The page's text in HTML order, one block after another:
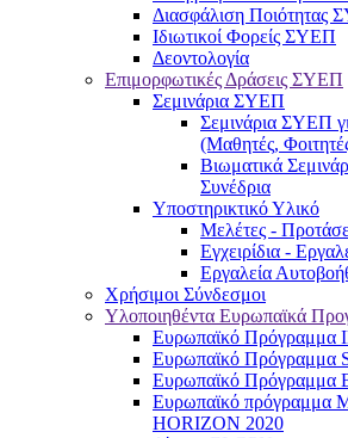
Διασφάλιση Ποιότητας
Ιδιωτικοί Φορείς ΣΥΕΠ
Δεοντολογία
Επιμορφωτικές Δράσεις ΣΥΕΠ
Σεμινάρια ΣΥΕΠ
Σεμινάρια ΣΥΕΠ
(Μαθητές,
Βιωματικά
Συνέδρια
Υποστηρικτικό Υλικό
Μελέτες -
Εγχειρίδια -
Εργαλεία
Χρήσιμοι Σύνδεσμοι
Υλοποιηθέντα Ευρωπαϊκά
Ευρωπαϊκό Πρόγραμμα
Ευρωπαϊκό Πρόγραμμα
Ευρωπαϊκό Πρόγραμμα
Ευρωπαϊκό πρόγραμμα
HORIZON 2020